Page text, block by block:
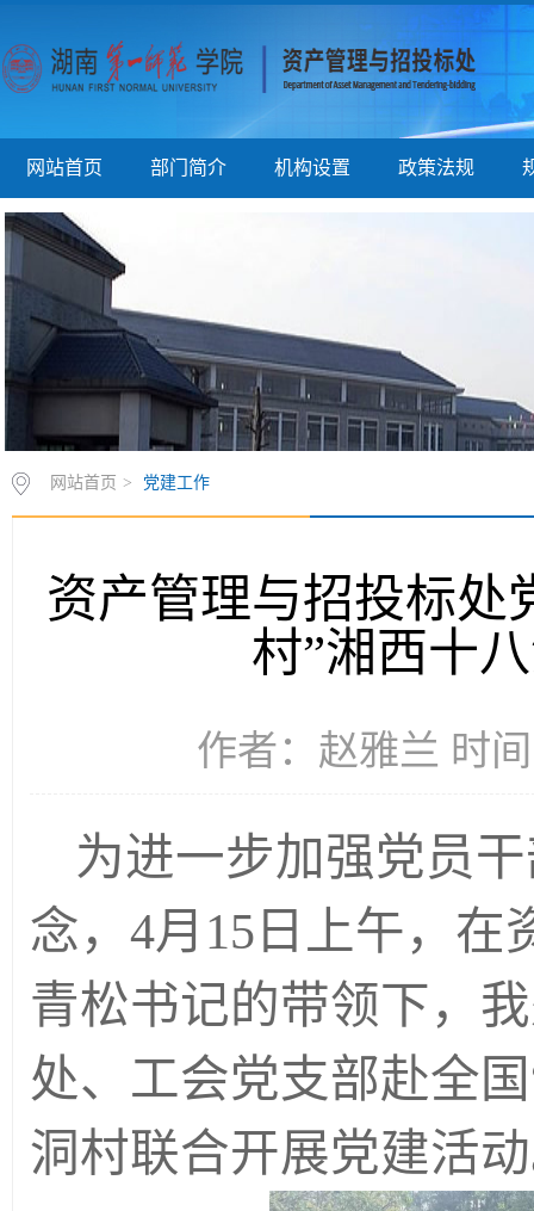
网站首页 部门简介 机构设置 政策法规
网站首页 > 党建工作
资产管理与招投标处
村”湘西十
作者：赵雅兰 时
为进一步加强党员
念， 4月15日上午，在
青松书记的带领下，
处、 工会党支部赴全国
洞村联合开展党建活动